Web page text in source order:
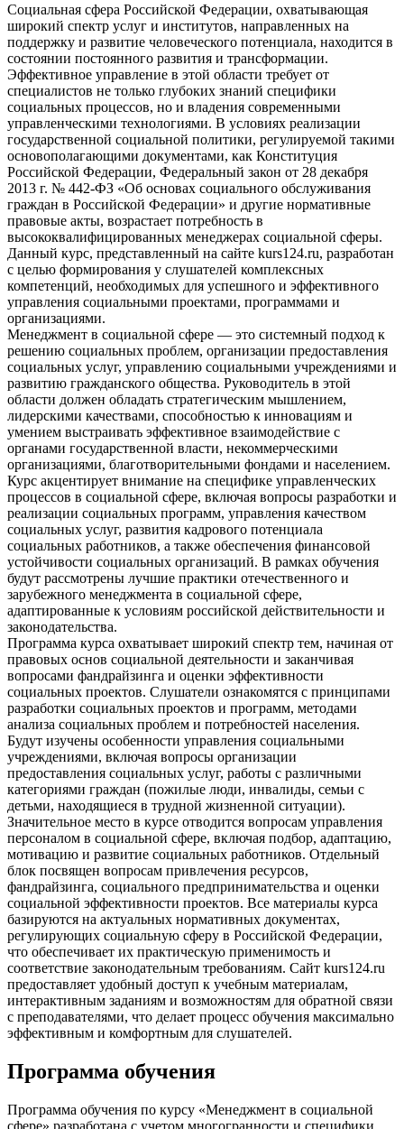
Социальная сфера Российской Федерации, охватывающая
широкий спектр услуг и институтов, направленных на
поддержку и развитие человеческого потенциала, находится в
состоянии постоянного развития и трансформации.
Эффективное управление в этой области требует от
специалистов не только глубоких знаний специфики
социальных процессов, но и владения современными
управленческими технологиями. В условиях реализации
государственной социальной политики, регулируемой такими
основополагающими документами, как Конституция
Российской Федерации, Федеральный закон от 28 декабря
2013 г. № 442-ФЗ «Об основах социального обслуживания
граждан в Российской Федерации» и другие нормативные
правовые акты, возрастает потребность в
высококвалифицированных менеджерах социальной сферы.
Данный курс, представленный на сайте kurs124.ru, разработан
с целью формирования у слушателей комплексных
компетенций, необходимых для успешного и эффективного
управления социальными проектами, программами и
организациями.
Менеджмент в социальной сфере — это системный подход к
решению социальных проблем, организации предоставления
социальных услуг, управлению социальными учреждениями и
развитию гражданского общества. Руководитель в этой
области должен обладать стратегическим мышлением,
лидерскими качествами, способностью к инновациям и
умением выстраивать эффективное взаимодействие с
органами государственной власти, некоммерческими
организациями, благотворительными фондами и населением.
Курс акцентирует внимание на специфике управленческих
процессов в социальной сфере, включая вопросы разработки и
реализации социальных программ, управления качеством
социальных услуг, развития кадрового потенциала
социальных работников, а также обеспечения финансовой
устойчивости социальных организаций. В рамках обучения
будут рассмотрены лучшие практики отечественного и
зарубежного менеджмента в социальной сфере,
адаптированные к условиям российской действительности и
законодательства.
Программа курса охватывает широкий спектр тем, начиная от
правовых основ социальной деятельности и заканчивая
вопросами фандрайзинга и оценки эффективности
социальных проектов. Слушатели ознакомятся с принципами
разработки социальных проектов и программ, методами
анализа социальных проблем и потребностей населения.
Будут изучены особенности управления социальными
учреждениями, включая вопросы организации
предоставления социальных услуг, работы с различными
категориями граждан (пожилые люди, инвалиды, семьи с
детьми, находящиеся в трудной жизненной ситуации).
Значительное место в курсе отводится вопросам управления
персоналом в социальной сфере, включая подбор, адаптацию,
мотивацию и развитие социальных работников. Отдельный
блок посвящен вопросам привлечения ресурсов,
фандрайзинга, социального предпринимательства и оценки
социальной эффективности проектов. Все материалы курса
базируются на актуальных нормативных документах,
регулирующих социальную сферу в Российской Федерации,
что обеспечивает их практическую применимость и
соответствие законодательным требованиям. Сайт kurs124.ru
предоставляет удобный доступ к учебным материалам,
интерактивным заданиям и возможностям для обратной связи
с преподавателями, что делает процесс обучения максимально
эффективным и комфортным для слушателей.
Программа обучения
Программа обучения по курсу «Менеджмент в социальной
сфере» разработана с учетом многогранности и специфики